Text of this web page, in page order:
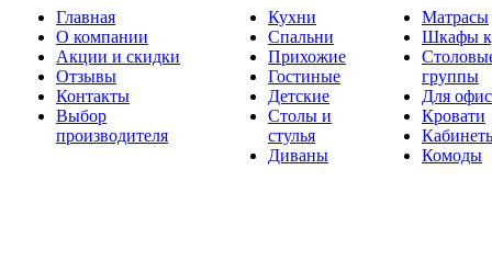
Главная
О компании
Акции и скидки
Отзывы
Контакты
Выбор
производителя
Кухни
Спальни
Прихожие
Гостиные
Детские
Столы и
стулья
Диваны
Матрасы
Шкафы
группы
Для
Кровати
Комоды